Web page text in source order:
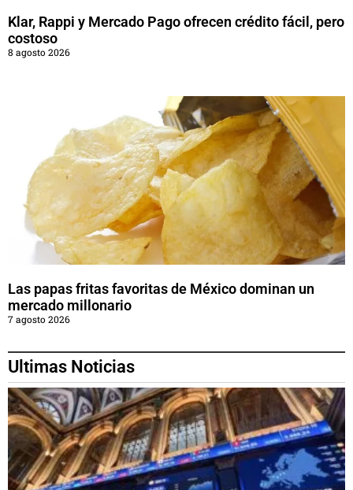
Klar, Rappi y Mercado Pago ofrecen crédito fácil, pero
costoso
8 agosto 2026
Las papas fritas favoritas de México dominan un
mercado millonario
7 agosto 2026
Ultimas Noticias